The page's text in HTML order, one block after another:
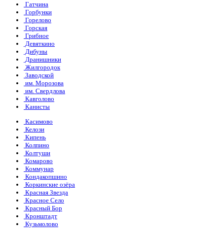
Гатчина
Горбунки
Горелово
Горская
Грибное
Девяткино
Дибуны
Дранишники
Жилгородок
Заводской
им. Морозова
им. Свердлова
Кавголово
Канисты
Касимово
Келози
Кипень
Колпино
Колтуши
Комарово
Коммунар
Кондакопшино
Коркинские озёра
Красная Звезда
Красное Село
Красный Бор
Кронштадт
Кузьмолово